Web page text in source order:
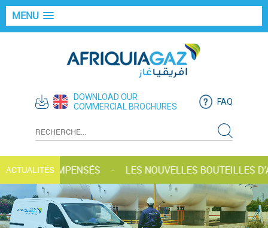
MENU
DOWNLOAD OUR
COMMERCIAL BROCHURES
FAQ
ACTUALITÉS
RÉCOMPENSÉS LES NOUVELLES BOUTEILLES